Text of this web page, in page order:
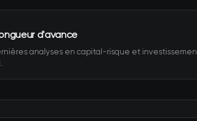
d'avance
analyses en capital-risque et